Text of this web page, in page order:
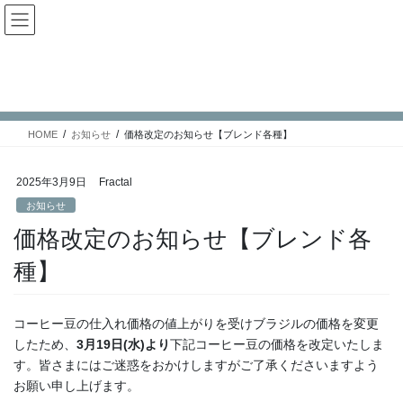
コ
ン
ス
ナ
ビ
ン
HOME お知らせ 価格改定のお知らせ【ブレンド各種】
2025年3月9日 Fractal
お知らせ
価格改定のお知らせ【ブレンド各
種】
コーヒー豆の仕入れ価格の値上がりを受けブラジルの価格を変更
したため、 3月19日(水)より下記コーヒー豆の価格を改定いたしま
す。皆さまにはご迷惑をおかけしますがご了承くださいますよう
お願い申し上げます。